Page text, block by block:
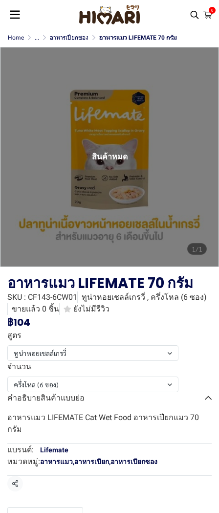
0
Home ... อาหารเปียกซอง อาหารแมว LIFEMATE 70 กรัม
1/1
สินค้าหมด
อาหารแมว LIFEMATE 70 กรัม
SKU : CF143-6CW01
ทูน่าหอยเชลล์เกรวี่ , ครึ่งโหล (6 ซอง)
ขายแล้ว 0 ชิ้น
ยังไม่มีรีวิว
฿104
สูตร
ทูน่าหอยเชลล์เกรวี่
จำนวน
ครึ่งโหล (6 ซอง)
คำอธิบายสินค้าแบบย่อ
อาหารแมว LIFEMATE Cat Wet Food อาหารเปียกแมว 70
กรัม
แบรนด์: Lifemate
หมวดหมู่:อาหารแมว,อาหารเปียก,อาหารเปียกซอง
แชร์